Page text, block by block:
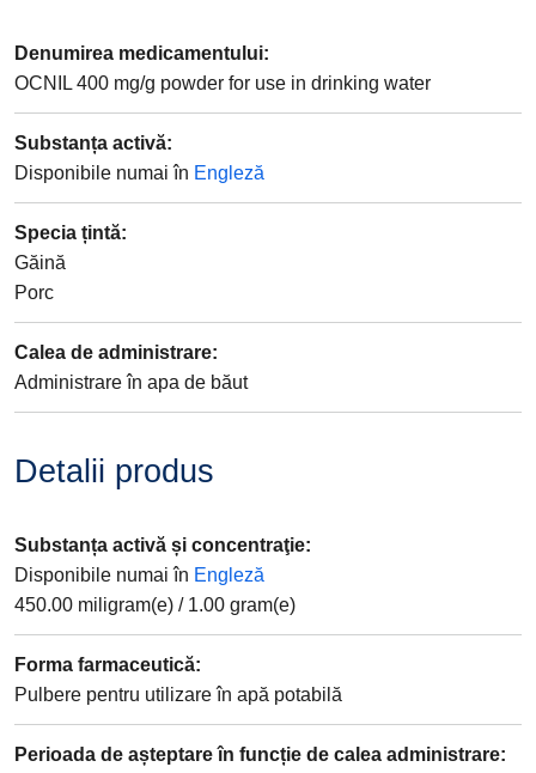
Denumirea medicamentului:
OCNIL 400 mg/g powder for use in drinking water
Substanța activă:
Disponibile numai în Engleză
Specia țintă:
Găină
Porc
Calea de administrare:
Administrare în apa de băut
Detalii produs
Substanța activă și concentraţie:
Disponibile numai în Engleză
450.00 miligram(e) / 1.00 gram(e)
Forma farmaceutică:
Pulbere pentru utilizare în apă potabilă
Perioada de așteptare în funcție de calea administrare: